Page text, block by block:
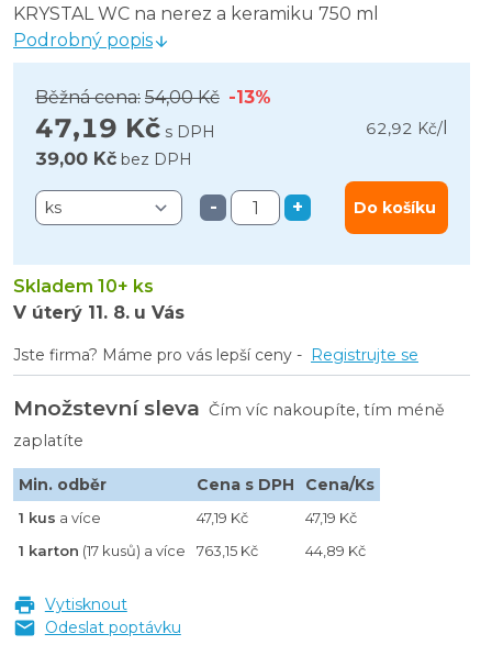
KRYSTAL WC na nerez a keramiku 750 ml
Podrobný popis
Běžná cena: 54,00 Kč -13%
47,19 Kč s DPH 62,92 Kč/
39,00 Kč bez DPH
- + Do košíku
Skladem 10+ ks
V úterý 11. 8. u Vás
Jste firma? Máme pro vás lepší ceny - Registrujte se
Množstevní sleva Čím víc nakoupíte, tím méně
zaplatíte
Min. odběr Cena s DPH Cena/Ks
1 kus a více 47,19 Kč
47,19 Kč
1 karton (17 kusů) a více 763,15 Kč 44,89 Kč
Vytisknout
Odeslat poptávku